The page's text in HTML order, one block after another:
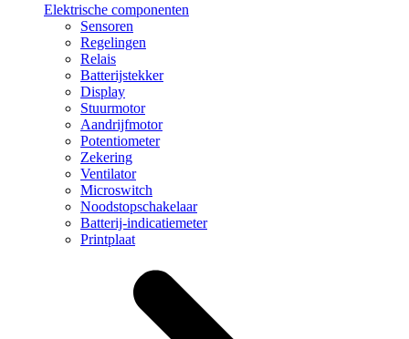
Elektrische componenten
Sensoren
Regelingen
Relais
Batterijstekker
Display
Stuurmotor
Aandrijfmotor
Potentiometer
Zekering
Ventilator
Microswitch
Noodstopschakelaar
Batterij-indicatiemeter
Printplaat